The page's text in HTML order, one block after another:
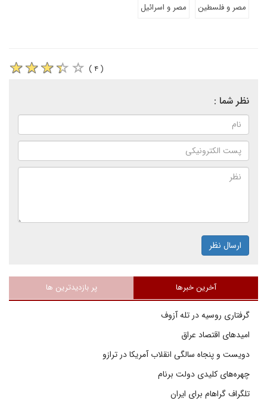
مصر و فلسطین
مصر و اسرائیل
( ۴ )
نظر شما :
ارسال نظر
آخرین خبرها پر بازدیدترین ها
گرفتاری روسیه در تله آزوف
امیدهای اقتصاد عراق
دویست و پنجاه سالگی انقلاب آمریکا در ترازو
چهره‌های کلیدی دولت برنام
تلگراف گراهام برای ایران